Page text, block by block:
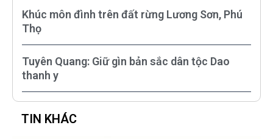
Khúc môn đình trên đất rừng Lương Sơn, Phú
Thọ
Tuyên Quang: Giữ gìn bản sắc dân tộc Dao
thanh y
TIN KHÁC